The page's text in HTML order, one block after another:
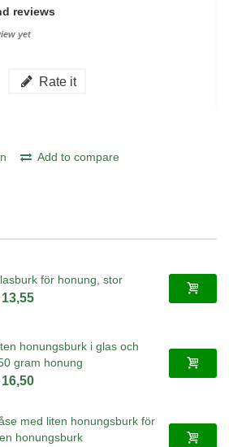
reviews
yet
Rate it
Add to compare
för honung, stor
honungsburk i glas och
gram honung
med liten honungsburk för
honungsburk